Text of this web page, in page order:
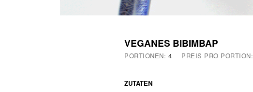
VEGANES BIBIMBAP
PORTIONEN: 4 PREIS PRO PORTION:
ZUTATEN